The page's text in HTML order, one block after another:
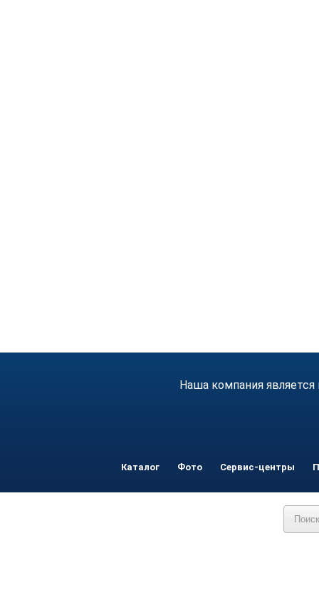
Наша компания
Каталог Фото Сервис-центры